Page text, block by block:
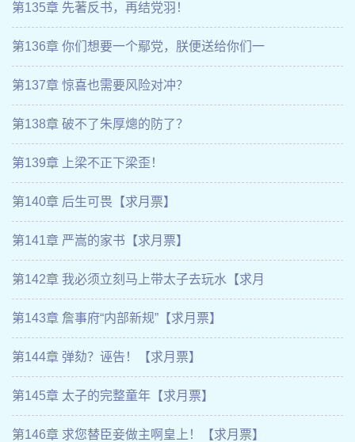
第135章 先著反书，再结党羽！
第136章 你们想要一个鄢党，朕便送给你们一
第137章 惊喜也需要风险对冲？
第138章 破不了朱厚熜的防了？
第139章 上梁不正下梁歪！
第140章 后生可畏【求月票】
第141章 严嵩的家书【求月票】
第142章 我必须立刻马上带太子去玩水【求月
第143章 詹事府“内部新规”【求月票】
第144章 弹劾？诬告！【求月票】
第145章 太子的完整童年【求月票】
第146章 求您替臣妾做主啊皇上！【求月票】